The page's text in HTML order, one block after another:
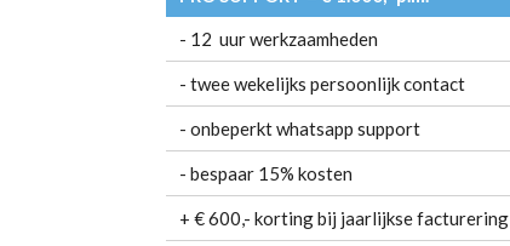
- 12 uur werkzaamheden
- twee wekelijks persoonlijk contact
- onbeperkt whatsapp support
- bespaar 15% kosten
+ € 600,- korting bij jaarlijkse facturering